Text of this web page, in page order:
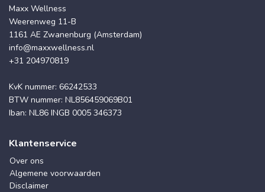
Maxx Wellness
Weerenweg 11-B
1161 AE Zwanenburg (Amsterdam)
info@maxxwellness.nl
+31 204970819
KvK nummer: 66242533
BTW nummer: NL856459069B01
Iban: NL86 INGB 0005 346373
Klantenservice
Over ons
Algemene voorwaarden
Disclaimer